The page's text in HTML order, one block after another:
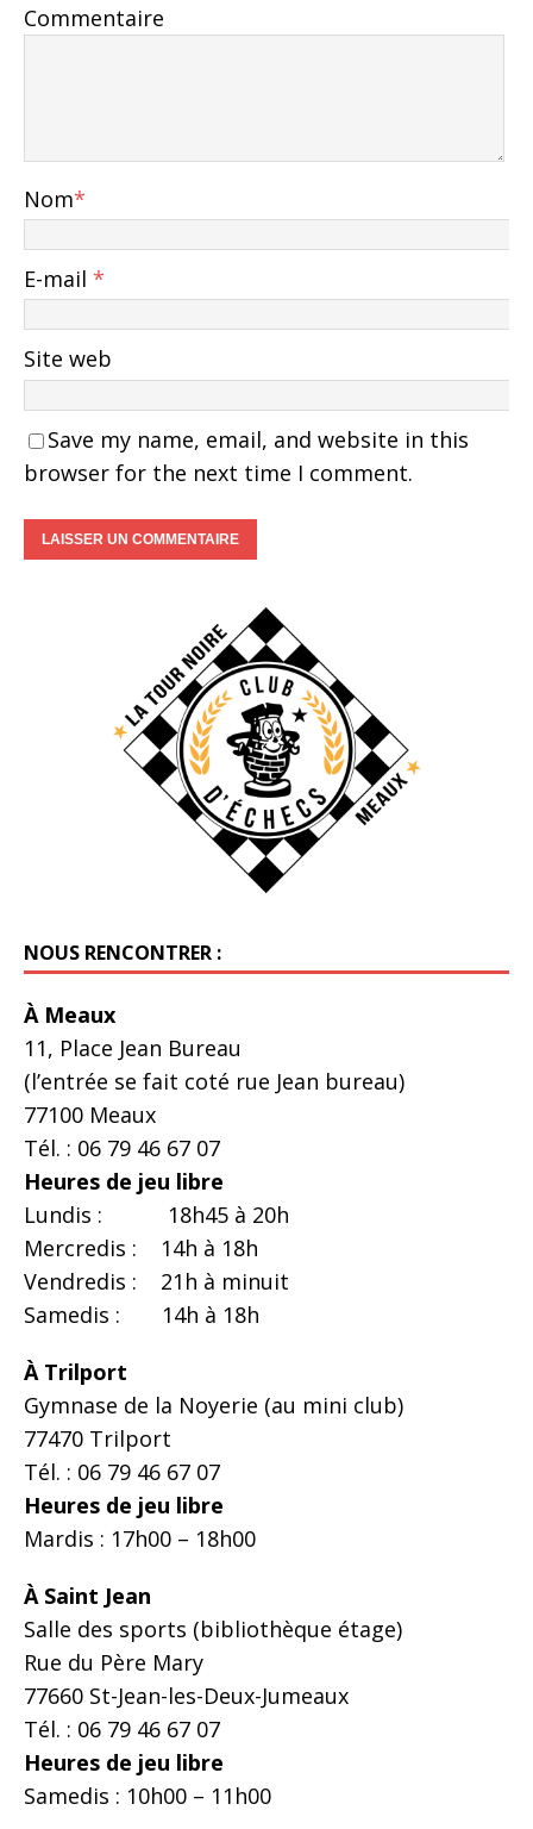
Commentaire
Nom*
E-mail *
Site web
Save my name, email, and website in this
browser for the next time I comment.
NOUS RENCONTRER :
À Meaux
11, Place Jean Bureau
(l’entrée se fait coté rue Jean bureau)
77100 Meaux
Tél. : 06 79 46 67 07
Heures de jeu libre
Lundis : 18h45 à 20h
Mercredis : 14h à 18h
Vendredis : 21h à minuit
Samedis : 14h à 18h
À Trilport
Gymnase de la Noyerie (au mini club)
77470 Trilport
Tél. : 06 79 46 67 07
Heures de jeu libre
Mardis : 17h00 – 18h00
À Saint Jean
Salle des sports (bibliothèque étage)
Rue du Père Mary
77660 St-Jean-les-Deux-Jumeaux
Tél. : 06 79 46 67 07
Heures de jeu libre
Samedis : 10h00 – 11h00